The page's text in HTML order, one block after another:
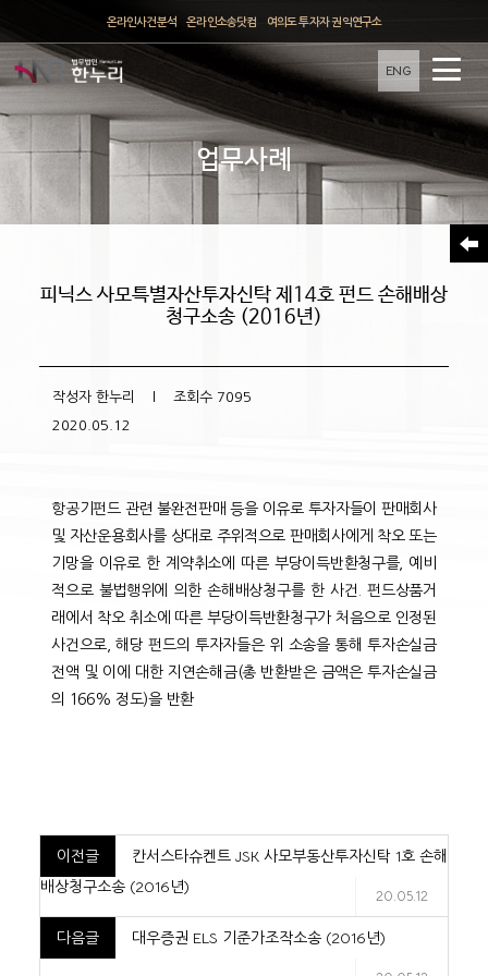
온라인사건분석 온라인소송닷컴 여의도 투자자 권익연구소
ENG
업무사례
피닉스 사모특별자산투자신탁 제14호 펀드 손해배상
청구소송 (2016년)
작성자 한누리 l 조회수 7095
2020.05.12
항공기펀드 관련 불완전판매 등을 이유로 투자자들이 판매회사
및 자산운용회사를 상대로 주위적으로 판매회사에게 착오 또는
기망을 이유로 한 계약취소에 따른 부당이득반환청구를, 예비
적으로 불법행위에 의한 손해배상청구를 한 사건. 펀드상품거
래에서 착오 취소에 따른 부당이득반환청구가 처음으로 인정된
사건으로, 해당 펀드의 투자자들은 위 소송을 통해 투자손실금
전액 및 이에 대한 지연손해금(총 반환받은 금액은 투자손실금
의 166% 정도)을 반환
이전글
칸서스타슈켄트 JSK 사모부동산투자신탁 1호 손해
배상청구소송 (2016년)
20.05.12
다음글 대우증권 ELS 기준가조작소송 (2016년)